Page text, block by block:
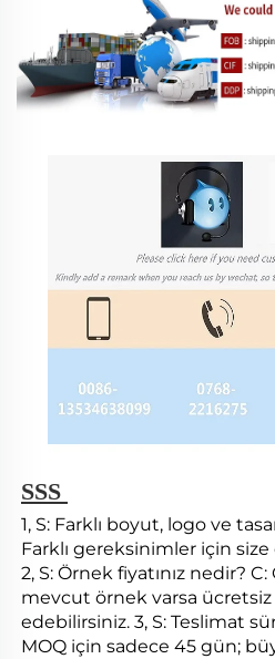
SSS
1, S: Farklı boyut, logo ve
Farklı gereksinimler için
2, S: Örnek fiyatınız nedir?
mevcut örnek varsa
edebilirsiniz. 3, S: Teslimat
MOQ için sadece 45 gün;